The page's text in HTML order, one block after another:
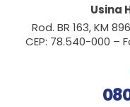
Usina
Rod. BR 163, KM
CEP: 78.540-000 –